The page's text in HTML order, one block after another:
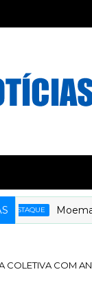
Moema
COLETIVA COM